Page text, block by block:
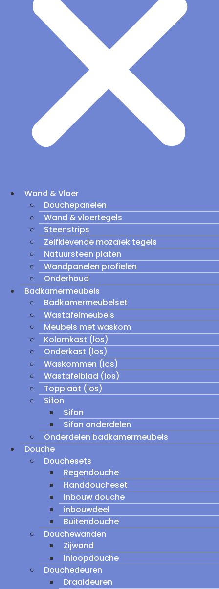
Wand & Vloer
Douchepanelen
Wand & vloertegels
Steenstrips
Zelfklevende mozaïek tegels
Natuursteen platen
Wandpanelen profielen
Onderhoud
Badkamermeubels
Badkamermeubelset
Wastafelmeubels
Meubels met waskom
Kolomkast (los)
Onderkast (los)
Waskommen (los)
Wastafelblad (los)
Topplaat (los)
Sifon
Sifon
Sifon onderdelen
Onderdelen badkamermeubels
Douche
Douchesets
Regendouche
Handdoucheset
Inbouw douche
inbouwdeel
Buitendouche
Douchewanden
Zijwand
Inloopdouche
Douchedeuren
Draaideuren